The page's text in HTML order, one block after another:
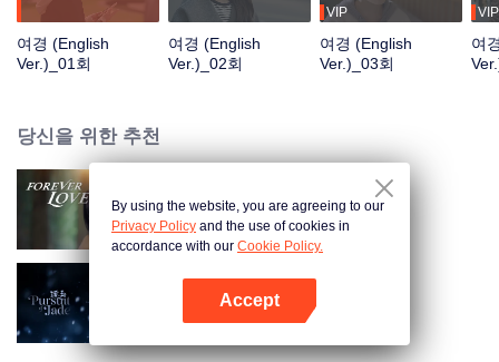
숱한 시련 끝에 마침내 아름다움이 단일하게 국한되어서는 안 되며, 가장 진실
여경 (English
Ver.)_01회
여경 (English
Ver.)_02회
VIP
여경 (English
Ver.)_03회
VIP
여
당신을 위한 추천
망심천금 (English Ver.)
축옥 (English Ver.)
By using the website, you are agreeing to our
Privacy Policy and the use of cookies in
accordance with our Cookie Policy.
Accept